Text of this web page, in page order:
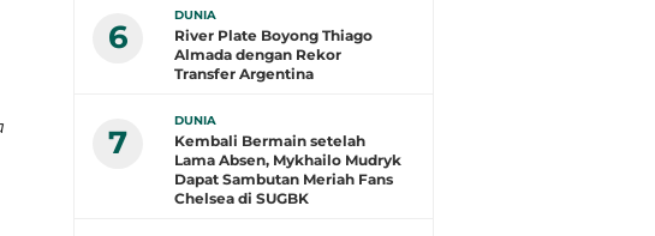
6
DUNIA
River Plate Boyong Thiago
Almada dengan Rekor
Transfer Argentina
7
DUNIA
Kembali Bermain setelah
Lama Absen, Mykhailo Mudryk
Dapat Sambutan Meriah Fans
Chelsea di SUGBK